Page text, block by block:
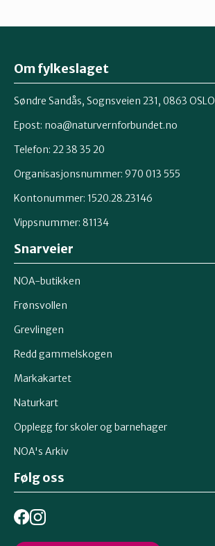
Om fylkeslaget
Søndre Sandås, Sognsveien 231, 0863 OSLO
Epost: noa@naturvernforbundet.no
Telefon: 22 38 35 20
Organisasjonsnummer: 970 013 555
Kontonummer: 1520.28.23146
Vippsnummer: 81134
Snarveier
NOA-butikken
Frønsvollen
Grevlingen
Redd gammelskogen
Markakartet
Naturkart
Opplegg for skoler og barnehager
NOA's Arkiv
Følg oss